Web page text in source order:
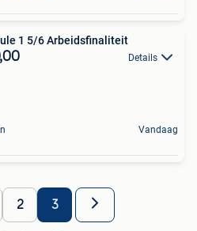
1 5/6 Arbeidsfinaliteit
Details
Vandaag
2 3